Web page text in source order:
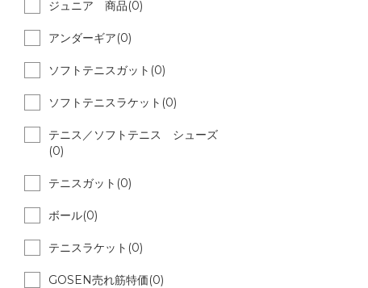
ジュニア 商品(0)
アンダーギア(0)
ソフトテニスガット(0)
ソフトテニスラケット(0)
テニス／ソフトテニス シューズ
(0)
テニスガット(0)
ボール(0)
テニスラケット(0)
GOSEN売れ筋特価(0)